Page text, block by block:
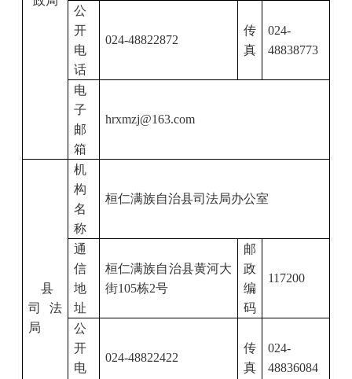
公
开
电
话
024-48822872
传
真
024-
48838773
电
子
邮
箱
hrxmzj@163.com
县
司法
局
机
构
名
称
桓仁满族自治县司法局办公室
通
信
地
址
桓仁满族自治县黄河大
街105栋2号
邮
政
编
码
117200
公
开
电
024-48822422
传
真
024-
48836084